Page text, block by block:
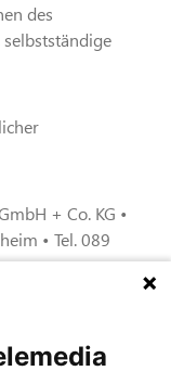
des
+ Co. KG •
• Tel. 089